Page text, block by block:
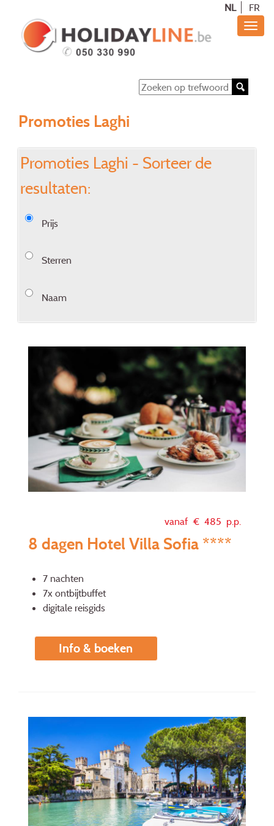
NL FR
Promoties Laghi
Promoties Laghi - Sorteer de
resultaten:
Prijs
Sterren
Naam
vanaf € 485 p.p.
8 dagen Hotel Villa Sofia ****
7 nachten
7x ontbijtbuffet
digitale reisgids
Info & boeken